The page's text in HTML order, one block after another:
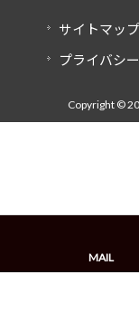
サイトマップ
プライバシ
Copyright ©
MAIL